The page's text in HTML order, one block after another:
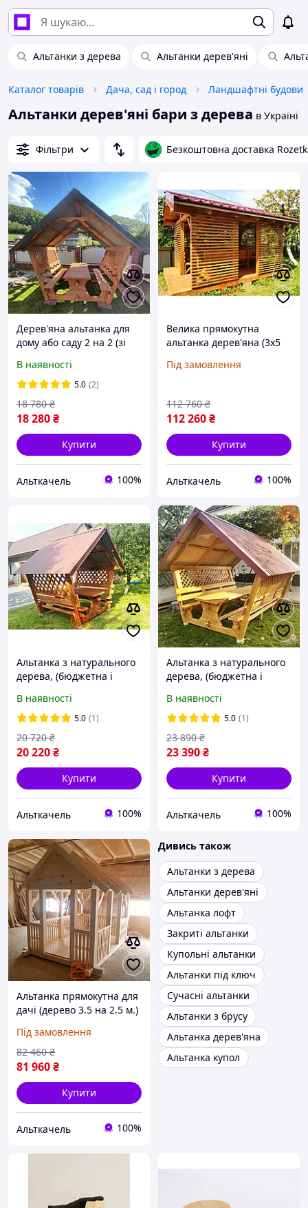
Альтанки з дерева Альтанки дерев'яні
Каталог товарів Дача, сад і город Ландшафтні будови
Альтанки дерев'яні бари з дерева в Україні
Фільтри Безкоштовна доставка
Дерев'яна альтанка для
дому або саду 2 на 2 (зі
"стандарт 0 плюс
В наявності
5.0 (2)
18 280₴
18 780 ₴
Купити
Альткачель 100%
Велика прямокутна
альтанка дерев'яна (3х5
Під замовлення
112 260₴
112 760 ₴
Купити
Альткачель 100%
Альтанка з натурального
дерева, (бюджетна і
"стандарт 2 плюс"
В наявності
5.0 (1)
20 220₴
20 720 ₴
Купити
Альткачель 100%
Альтанка з натурального
дерева, (бюджетна і
"стандарт 3"
В наявності
5.0 (1)
23 390₴
23 890 ₴
Купити
Альткачель 100%
Альтанка прямокутна для
дачі (дерево 3.5 на 2.5 м.)
Під замовлення
81 960₴
82 460 ₴
Купити
Альткачель 100%
Дивись також
Альтанки з дерева
Альтанки дерев'яні
Альтанка лофт
Закриті альтанки
Купольні альтанки
Альтанки під ключ
Сучасні альтанки
Альтанки з брусу
Альтанка дерев'яна
Альтанка купол